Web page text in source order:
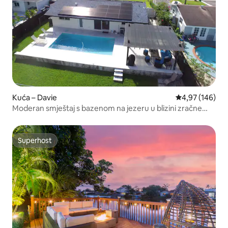
Kuća – Davie Prosječna
4,97 (146)
Moderan smještaj s bazenom na jezeru u blizini zračne
Superhost
Superhost